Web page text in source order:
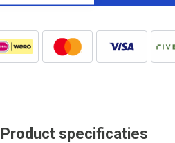
Product specificaties